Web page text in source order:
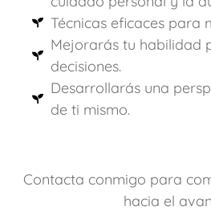
Técnicas eficaces para
Mejorarás tu habilidad
decisiones.
Desarrollarás una
de ti mismo.
Contacta conmigo para
hacia el